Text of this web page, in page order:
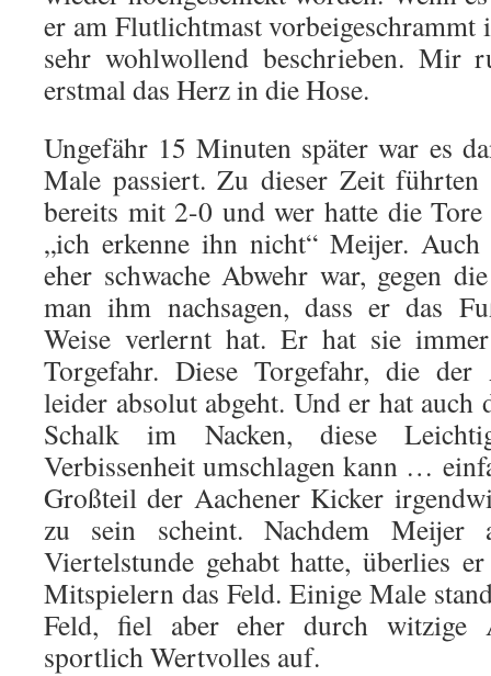
er am Flutlichtmast vorbeigeschrammt
sehr wohlwollend beschrieben. Mir
erstmal das Herz in die Hose.
Ungefähr 15 Minuten später war es
Male passiert. Zu dieser Zeit führten
bereits mit 2-0 und wer hatte die
„ich erkenne ihn nicht“ Meijer.
eher schwache Abwehr war, gegen
man ihm nachsagen, dass er das
Weise verlernt hat. Er hat sie
Torgefahr. Diese Torgefahr, die der
leider absolut abgeht. Und er hat auch
Schalk im Nacken, diese
Verbissenheit umschlagen kann …
Großteil der Aachener Kicker
zu sein scheint. Nachdem Meijer
Viertelstunde gehabt hatte, überlies
Mitspielern das Feld. Einige Male
Feld, fiel aber eher durch witzige
sportlich Wertvolles auf.